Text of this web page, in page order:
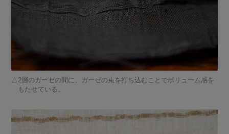
2層のガーゼの間に、ガーゼの束を打ち込むことでボリューム感を
もたせている。